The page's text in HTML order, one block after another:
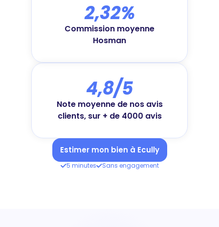
2,32%
Commission moyenne
Hosman
4,8/5
Note moyenne de nos avis
clients, sur + de 4000 avis
Estimer mon bien à Ecully
5 minutes Sans engagement